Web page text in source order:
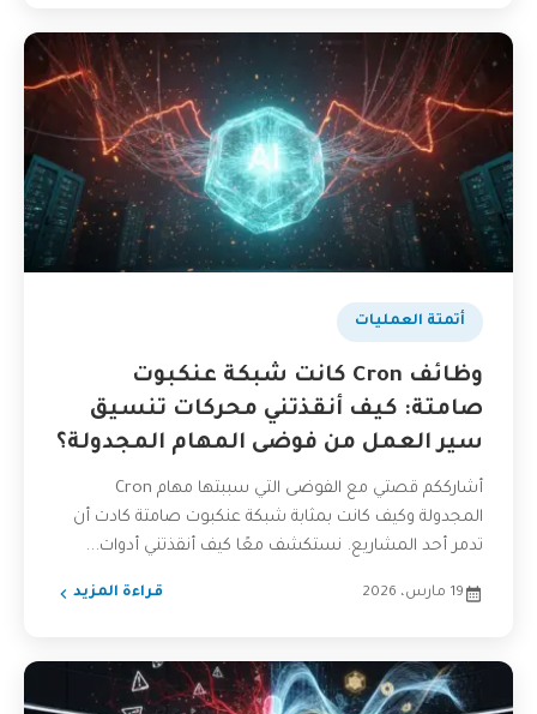
أتمتة العمليات
وظائف Cron كانت شبكة عنكبوت
صامتة: كيف أنقذتني محركات تنسيق
سير العمل من فوضى المهام المجدولة؟
أشارككم قصتي مع الفوضى التي سببتها مهام Cron
المجدولة وكيف كانت بمثابة شبكة عنكبوت صامتة كادت أن
تدمر أحد المشاريع. نستكشف معًا كيف أنقذتني أدوات...
19 مارس، 2026 قراءة المزيد